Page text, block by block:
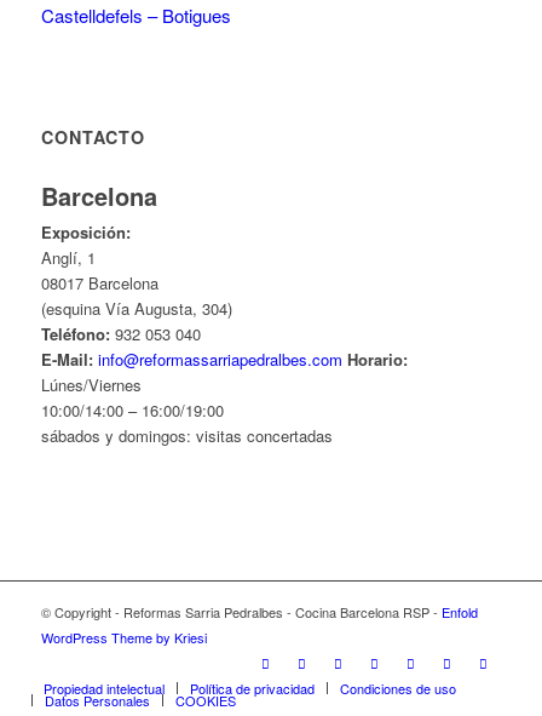
Castelldefels – Botigues
CONTACTO
Barcelona
Exposición:
Anglí, 1
08017 Barcelona
(esquina Vía Augusta, 304)
Teléfono:932 053 040
E-Mail: info@reformassarriapedralbes.com Horario:
Lúnes/Viernes
10:00/14:00 – 16:00/19:00
sábados y domingos: visitas concertadas
© Copyright - Reformas Sarria Pedralbes - Cocina Barcelona RSP - Enfold
WordPress Theme by Kriesi
Propiedad intelectual Política de privacidad Condiciones de uso
Datos Personales COOKIES